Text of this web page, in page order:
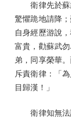
衛律先於蘇
驚懼跪地請降
自身經歷游說
富貴，勸蘇武
弟，同享榮華
斥責衛律：「
目歸漢！」
衛律知無法